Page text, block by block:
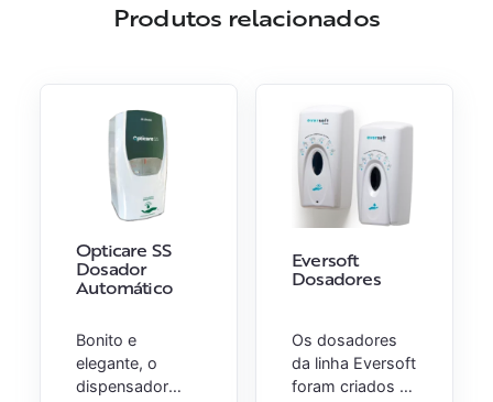
Produtos relacionados
Opticare SS
Dosador
Automático
Bonito e
elegante, o
dispensador
Eversoft
Dosadores
Os dosadores
da linha Eversoft
foram criados e